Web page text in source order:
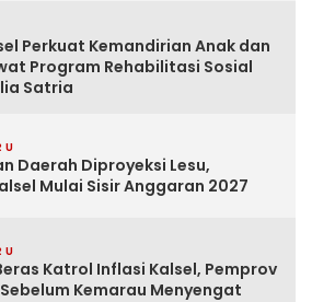
Perkuat Kemandirian Anak dan
Program Rehabilitasi Sosial
Satria
Daerah Diproyeksi Lesu,
Mulai Sisir Anggaran 2027
Katrol Inflasi Kalsel, Pemprov
Sebelum Kemarau Menyengat